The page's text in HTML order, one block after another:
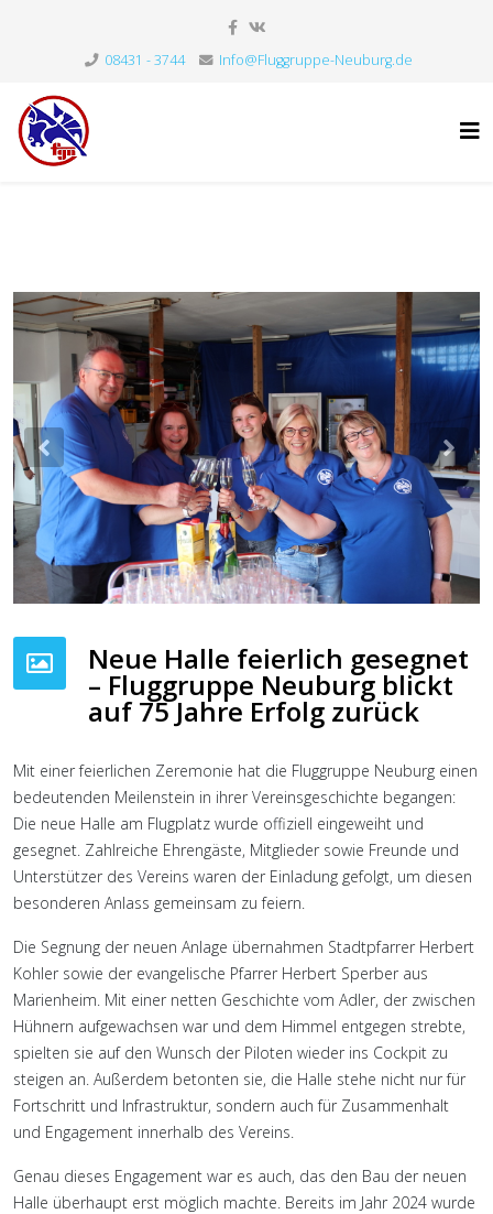
08431 - 3744 Info@Fluggruppe-Neuburg.de
Previous
Neue Halle feierlich gesegnet
– Fluggruppe Neuburg blickt
auf 75 Jahre Erfolg zurück
Mit einer feierlichen Zeremonie hat die Fluggruppe Neuburg einen
bedeutenden Meilenstein in ihrer Vereinsgeschichte begangen:
Die neue Halle am Flugplatz wurde offiziell eingeweiht und
gesegnet. Zahlreiche Ehrengäste, Mitglieder sowie Freunde und
Unterstützer des Vereins waren der Einladung gefolgt, um diesen
besonderen Anlass gemeinsam zu feiern.
Die Segnung der neuen Anlage übernahmen Stadtpfarrer Herbert
Kohler sowie der evangelische Pfarrer Herbert Sperber aus
Marienheim. Mit einer netten Geschichte vom Adler, der zwischen
Hühnern aufgewachsen war und dem Himmel entgegen strebte,
spielten sie auf den Wunsch der Piloten wieder ins Cockpit zu
steigen an. Außerdem betonten sie, die Halle stehe nicht nur für
Fortschritt und Infrastruktur, sondern auch für Zusammenhalt
und Engagement innerhalb des Vereins.
Genau dieses Engagement war es auch, das den Bau der neuen
Halle überhaupt erst möglich machte. Bereits im Jahr 2024 wurde